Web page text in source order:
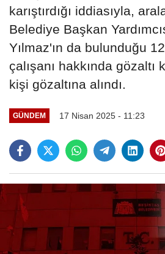
karıştırdığı iddiasıyla,
Belediye Başkan
Yılmaz'ın da bulunduğu
çalışanı hakkında gözaltı
kişi gözaltına alındı.
GÜNDEM 17 Nisan 2025 - 11:23